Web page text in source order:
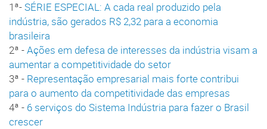
1ª-SÉRIE ESPECIAL: A cada real produzido pela
indústria, são gerados R$ 2,32 para a economia
brasileira
2ª -Ações em defesa de interesses da indústria visam a
aumentar a competitividade do setor
3ª - Representação empresarial mais forte contribui
para o aumento da competitividade das empresas
4ª - 6 serviços do Sistema Indústria para fazer o Brasil
crescer